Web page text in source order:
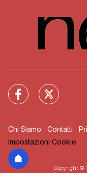
Chi Siamo Contatti
Impostazioni Cookie
Copyright ©